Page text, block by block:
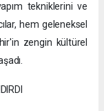
tekniklerini ve
hem geleneksel
zengin kültürel